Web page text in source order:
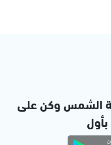
الشمس وكن على
بأول